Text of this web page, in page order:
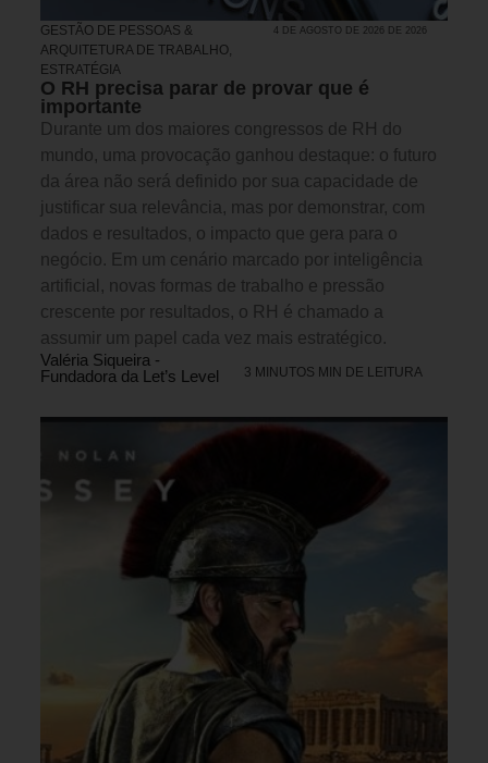
GESTÃO DE PESSOAS &
ARQUITETURA DE TRABALHO,
ESTRATÉGIA
4 DE AGOSTO DE 2026 DE 2026
O RH precisa parar de provar que é
importante
Durante um dos maiores congressos de RH do
mundo, uma provocação ganhou destaque: o futuro
da área não será definido por sua capacidade de
justificar sua relevância, mas por demonstrar, com
dados e resultados, o impacto que gera para o
negócio. Em um cenário marcado por inteligência
artificial, novas formas de trabalho e pressão
crescente por resultados, o RH é chamado a
assumir um papel cada vez mais estratégico.
Valéria Siqueira -
Fundadora da Let’s Level
3 MINUTOS MIN DE LEITURA